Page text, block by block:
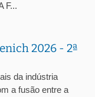
F...
2026 - 2ª
da indústria
a fusão entre a